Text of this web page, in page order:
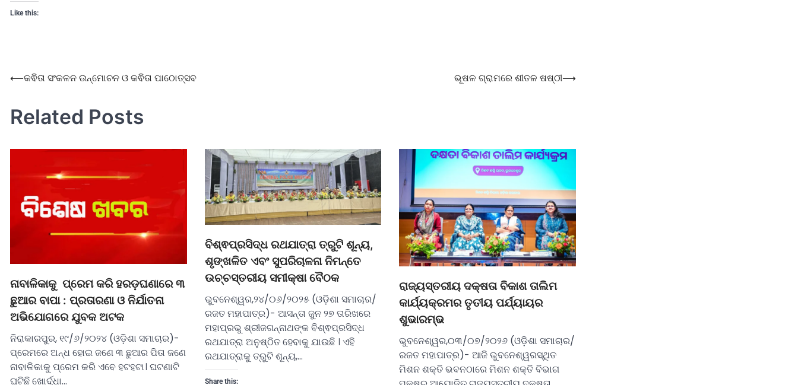
Like this:
⟵କଵିତା ସ‍ଂକଳନ ଉନ୍ମୋଚନ ଓ କଵିତା ପାଠୋତ୍ସବ ଭୂଷଳ ଗ୍ରାମରେ ଶୀତଳ ଷଷ୍ଠୀ⟶
Related Posts
ନାବାଳିକାକୁ ପ୍ରେମ କରି ହରଡ଼ଘଣାରେ ୩
ଛୁଆର ବାପା : ପ୍ରତାରଣା ଓ ନିର୍ଯାତନା
ଅଭିଯୋଗରେ ଯୁବକ ଅଟକ
ନିରାକାରପୁର, ୧୯/୬/୨୦୨୪ (ଓଡ଼ିଶା ସମାଚାର)-
ପ୍ରେମରେ ଅନ୍ଧ ହୋଇ ଜଣେ ୩ ଛୁଆର ପିତା ଜଣେ
ନାବାଳିକାକୁ ପ୍ରେମ କରି ଏବେ ହଟହଟା। ଘଟଣାଟି
ଘଟିଛି ଖୋର୍ଦ୍ଧା…
ବିଶ୍ଵପ୍ରସିଦ୍ଧ ରଥଯାତ୍ରା ତ୍ରୁଟି ଶୂନ୍ୟ,
ଶୃଙ୍ଖଳିତ ଏବଂ ସୁପରିଚାଳନା ନିମନ୍ତେ
ଉଚ୍ଚସ୍ତରୀୟ ସମୀକ୍ଷା ବୈଠକ
ଭୁବନେଶ୍ୱର,୨୪/୦୬/୨୦୨୫ (ଓଡ଼ିଶା ସମାଚାର/
ରଜତ ମହାପାତ୍ର)- ଆସନ୍ତା ଜୁନ ୨୭ ତାରିଖରେ
ମହାପ୍ରଭୁ ଶ୍ରୀଜଗନ୍ନାଥଙ୍କ ବିଶ୍ଵପ୍ରସିଦ୍ଧ
ରଥଯାତ୍ରା ଅନୁଷ୍ଠିତ ହେବାକୁ ଯାଉଛି । ଏହି
ରଥଯାତ୍ରାକୁ ତ୍ରୁଟି ଶୂନ୍ୟ,…
Share this:
ରାଜ୍ୟସ୍ତରୀୟ ଦକ୍ଷତା ବିକାଶ ତାଲିମ
କାର୍ଯ୍ୟକ୍ରମର ତୃତୀୟ ପର୍ଯ୍ୟାୟର
ଶୁଭାରମ୍ଭ
ଭୁବନେଶ୍ୱର,୦୩/୦୭/୨୦୨୬ (ଓଡ଼ିଶା ସମାଚାର/
ରଜତ ମହାପାତ୍ର)- ଆଜି ଭୁବନେଶ୍ୱରସ୍ଥିତ
ମିଶନ ଶକ୍ତି ଭବନଠାରେ ମିଶନ ଶକ୍ତି ବିଭାଗ